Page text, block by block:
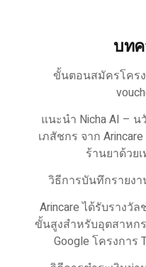
บท
ขั้นตอนสมัครโครง
แนะนำ Nicha AI –
เภสัชกร จาก
ร้านยาด้วย
วิธีการบันทึกรายง
Arincare ได้รับรางวั
ขั้นสูงสำหรับอุตสาหก
Google โครงการ